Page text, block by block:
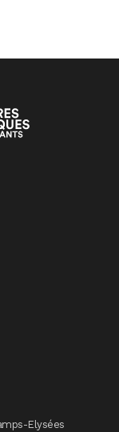
Elysées